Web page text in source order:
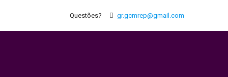
Questões? gr.gcmrep@gmail.com